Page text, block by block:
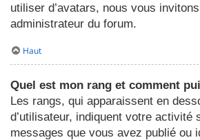
utiliser d’avatars, nous vous
administrateur du forum.
Haut
Quel est mon rang et comment
Les rangs, qui apparaissent en
d’utilisateur, indiquent votre activité
messages que vous avez publié ou